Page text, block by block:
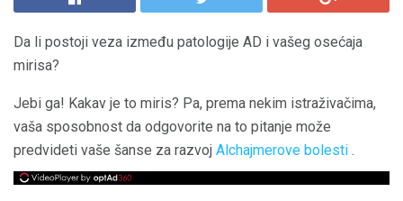
Da li postoji veza između patologije AD i vašeg osećaja
mirisa?
Jebi ga! Kakav je to miris? Pa, prema nekim istraživačima,
vaša sposobnost da odgovorite na to pitanje može
predvideti vaše šanse za razvoj Alchajmerove bolesti .